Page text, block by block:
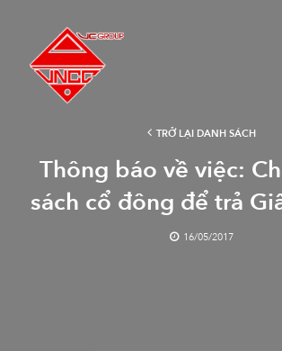
TRỞ LẠI DANH SÁCH
Thông báo về việc:
sách cổ đông để trả
nhận sở hữu cổ
16/05/2017